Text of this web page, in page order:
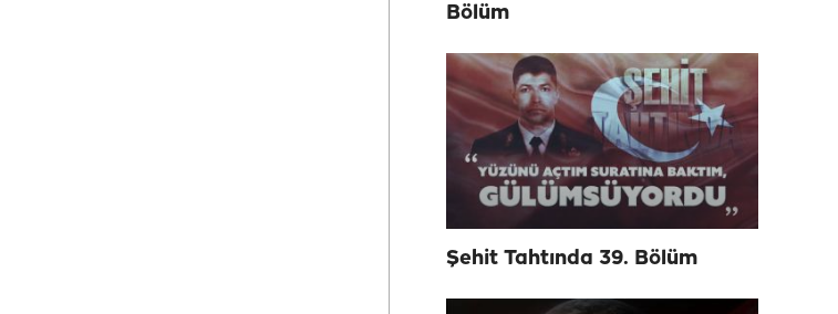
Bölüm
Şehit Tahtında 39. Bölüm